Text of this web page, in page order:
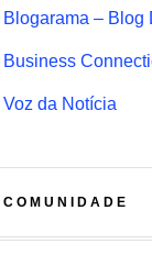
Blogarama – Blog
Business
Voz da Notícia
COMUNIDADE